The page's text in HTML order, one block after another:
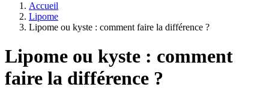
Accueil
Lipome
Lipome ou kyste : comment faire la différence ?
Lipome ou kyste : comment
faire la différence ?